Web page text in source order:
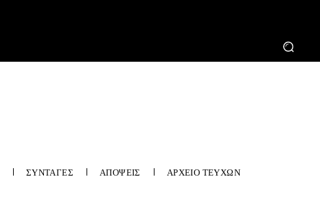
ΣΥΝΤΑΓΕΣ ΑΠΟΨΕΙΣ ΑΡΧΕΙΟ ΤΕΥΧΩΝ